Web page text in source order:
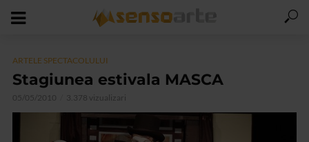
ARTELE SPECTACOLULUI
Stagiunea estivala MASCA
05/05/2010 3.378 vizualizari